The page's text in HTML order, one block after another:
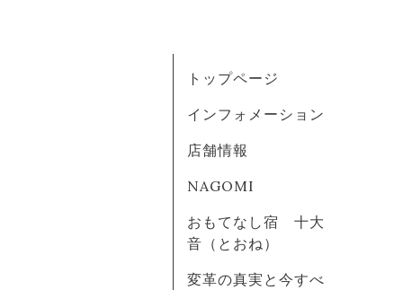
トップページ
インフォメーション
店舗情報
NAGOMI
おもてなし宿 十大
音（とおね）
変革の真実と今すべ